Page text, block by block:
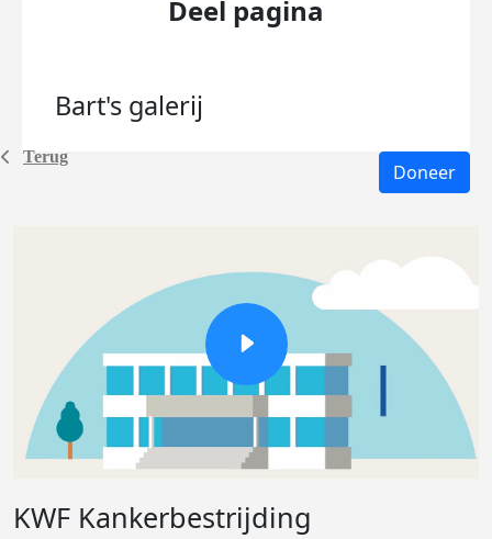
Terug
Deel pagina
Bart's galerij
Doneer
KWF Kankerbestrijding